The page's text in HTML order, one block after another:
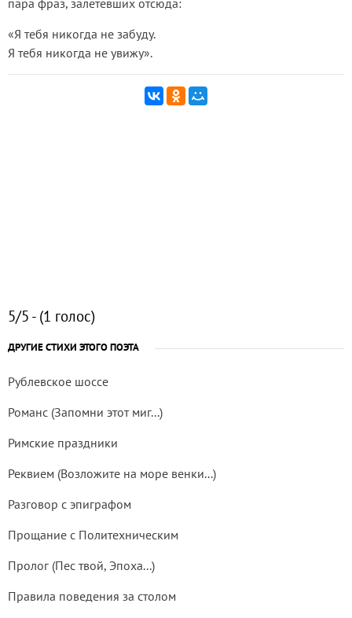
пара фраз, залетевших отсюда:
«Я тебя никогда не забуду.
Я тебя никогда не увижу».
5/5 - (1 голос)
ДРУГИЕ СТИХИ ЭТОГО ПОЭТА
Рублевское шоссе
Романс (Запомни этот миг...)
Римские праздники
Реквием (Возложите на море венки...)
Разговор с эпиграфом
Прощание с Политехническим
Пролог (Пес твой, Эпоха...)
Правила поведения за столом